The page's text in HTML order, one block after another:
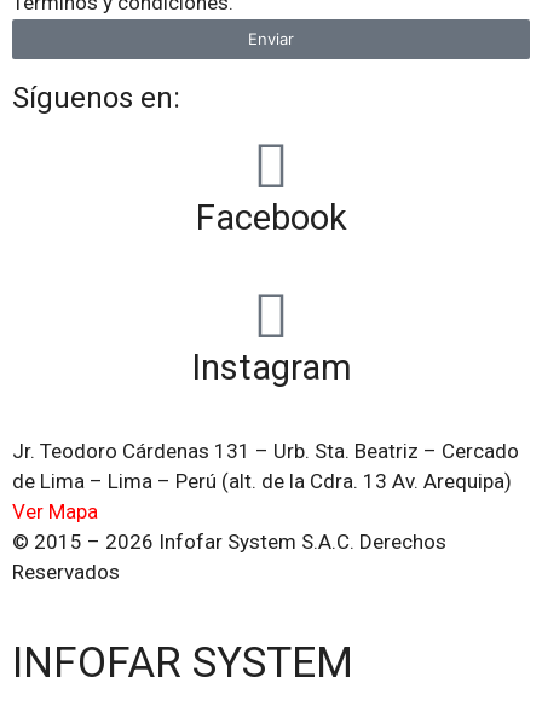
Enviar
Síguenos en:
Facebook
Instagram
Jr. Teodoro Cárdenas 131 – Urb. Sta. Beatriz – Cercado
de Lima – Lima – Perú (alt. de la Cdra. 13 Av. Arequipa)
Ver Mapa
© 2015 – 2026 Infofar System S.A.C. Derechos
Reservados
INFOFAR SYSTEM